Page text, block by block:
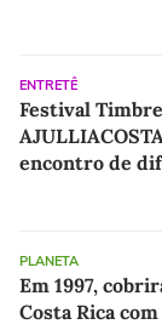
ENTRETÊ
Festival
encontro de
PLANETA
Em 1997,
Costa Rica